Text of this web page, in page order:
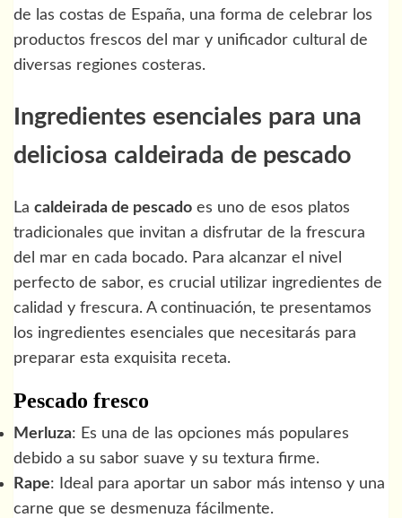
de las costas de España, una forma de celebrar los
productos frescos del mar y unificador cultural de
diversas regiones costeras.
Ingredientes esenciales para una
deliciosa caldeirada de pescado
La caldeirada de pescado es uno de esos platos
tradicionales que invitan a disfrutar de la frescura
del mar en cada bocado. Para alcanzar el nivel
perfecto de sabor, es crucial utilizar ingredientes de
calidad y frescura. A continuación, te presentamos
los ingredientes esenciales que necesitarás para
preparar esta exquisita receta.
Pescado fresco
Merluza: Es una de las opciones más populares
debido a su sabor suave y su textura firme.
Rape: Ideal para aportar un sabor más intenso y una
carne que se desmenuza fácilmente.